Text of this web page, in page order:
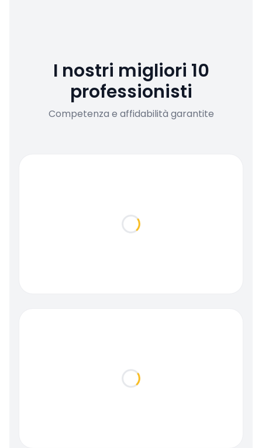
I nostri migliori 10
professionisti
Competenza e affidabilità garantite
Loading...
Loading...